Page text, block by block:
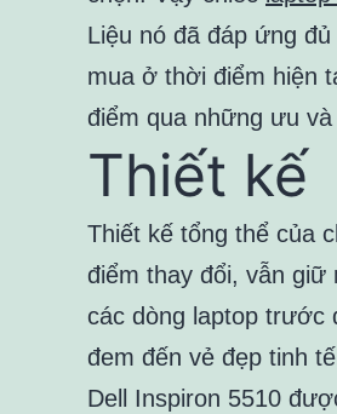
Liệu nó đã đáp ứng
mua ở thời điểm hiện
điểm qua những ưu
Thiết kế
Thiết kế tổng thể của
điểm thay đổi, vẫn
các dòng laptop trước
đem đến vẻ đẹp tinh
Dell Inspiron 5510